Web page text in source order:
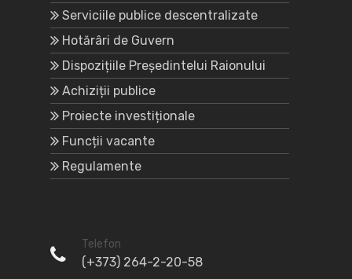
Serviciile publice descentralizate
Hotărâri de Guvern
Dispozițiile Președintelui Raionului
Achiziții publice
Proiecte investiționale
Funcții vacante
Regulamente
Telefon
(+373) 264-2-20-58